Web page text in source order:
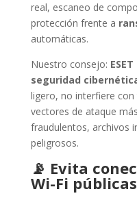
real, escaneo de
protección frente a
automáticas.
Nuestro consejo:
seguridad
ligero, no interfiere
vectores de ataque
fraudulentos, archivos
peligrosos.
📡 Evita
Wi-Fi públicas